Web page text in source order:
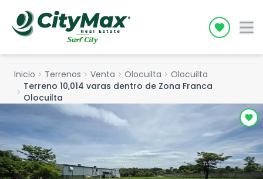
Icon
Inicio chevron_right Terrenos chevron_right Venta chevron_right Olocuilta chevron_right Olocuilta
chevron_right Terreno 10,014 varas dentro de Zona Franca
Olocuilta